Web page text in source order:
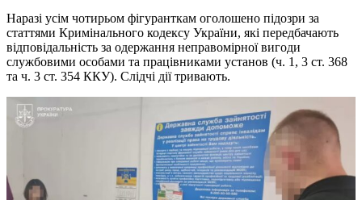
Наразі усім чотирьом фігуранткам оголошено підозри за
статтями Кримінального кодексу України, які передбачають
відповідальність за одержання неправомірної вигоди
службовими особами та працівниками установ (ч. 1, 3 ст. 368
та ч. 3 ст. 354 ККУ). Слідчі дії тривають.